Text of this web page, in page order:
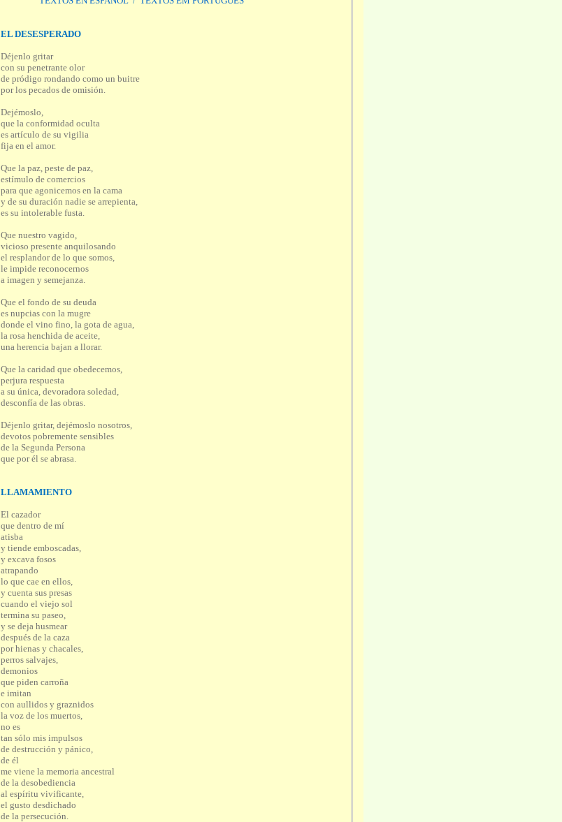
EL DESESPERADO
Déjenlo gritar
con su penetrante olor
de pródigo rondando como un buitre
por los pecados de omisión.
Dejémoslo,
que la conformidad oculta
es artículo de su vigilia
fija en el amor.
Que la paz, peste de paz,
estímulo de comercios
para que agonicemos en la cama
y de su duración nadie se arrepienta,
es su intolerable fusta.
Que nuestro vagido,
vicioso presente anquilosando
el resplandor de lo que somos,
le impide reconocernos
a imagen y semejanza.
Que el fondo de su deuda
es nupcias con la mugre
donde el vino fino, la gota de agua,
la rosa henchida de aceite,
una herencia bajan a llorar.
Que la caridad que obedecemos,
perjura respuesta
a su única, devoradora soledad,
desconfía de las obras.
Déjenlo gritar, dejémoslo nosotros,
devotos pobremente sensibles
de la Segunda Persona
que por él se abrasa.
LLAMAMIENTO
El cazador
que dentro de mí
atisba
y tiende emboscadas,
y excava fosos
atrapando
lo que cae en ellos,
y cuenta sus presas
cuando el viejo sol
termina su paseo,
y se deja husmear
después de la caza
por hienas y chacales,
perros salvajes,
demonios
que piden carroña
e imitan
con aullidos y graznidos
la voz de los muertos,
no es
tan sólo mis impulsos
de destrucción y pánico,
de él
me viene la memoria ancestral
de la desobediencia
al espíritu vivificante,
el gusto desdichado
de la persecución.